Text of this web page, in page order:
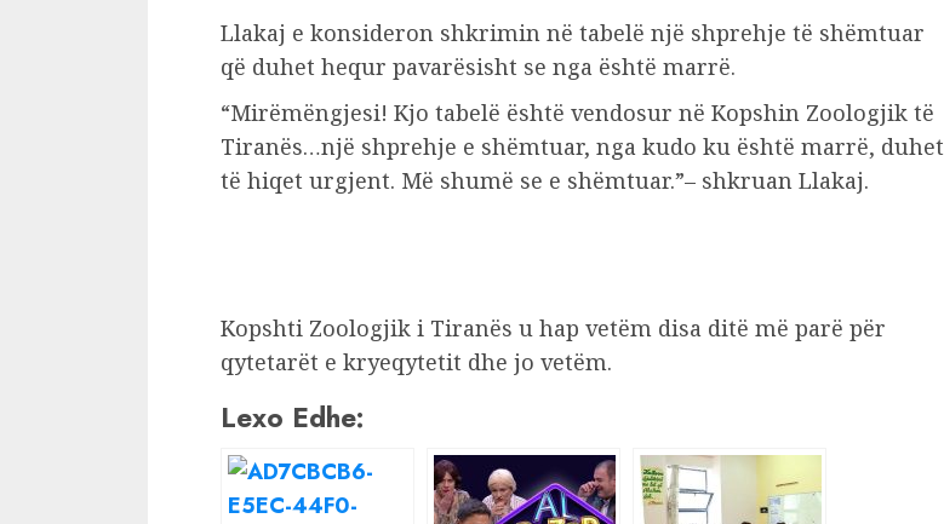
Llakaj e konsideron shkrimin në tabelë një shprehje të shëmtuar
që duhet hequr pavarësisht se nga është marrë.
“Mirëmëngjesi! Kjo tabelë është vendosur në Kopshin Zoologjik të
Tiranës…një shprehje e shëmtuar, nga kudo ku është marrë, duhet
të hiqet urgjent. Më shumë se e shëmtuar.”– shkruan Llakaj.
Kopshti Zoologjik i Tiranës u hap vetëm disa ditë më parë për
qytetarët e kryeqytetit dhe jo vetëm.
Lexo Edhe: